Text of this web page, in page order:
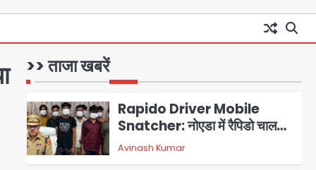
>> ताजा खबरें
बेटी के साथ अश्लील हरकत करने वाले
पिता को मां ने रंगेहाथ पकड़ा, पुलिस ने
किया गिरफ्तार
2
Snatcher: नोएडा में रैपिडो चालक
मास्टरमाइंड, जीरा-बॉल बेचने वालों को
बेचता था चोरी के फोन; 8 गिरफ्तार,
98 मोबाइल और 450 पार्ट्स बरामद
Avinash Kumar
Dankaur accident: गंग नहर
पटरी मार्ग पर तेज रफ्तार कार ने ली